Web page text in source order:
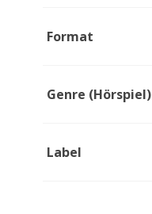
Format
Genre (Hörspiel)
Label